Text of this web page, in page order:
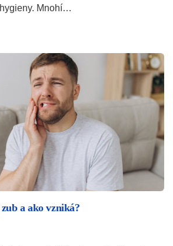
Mnohí…
a ako vzniká?